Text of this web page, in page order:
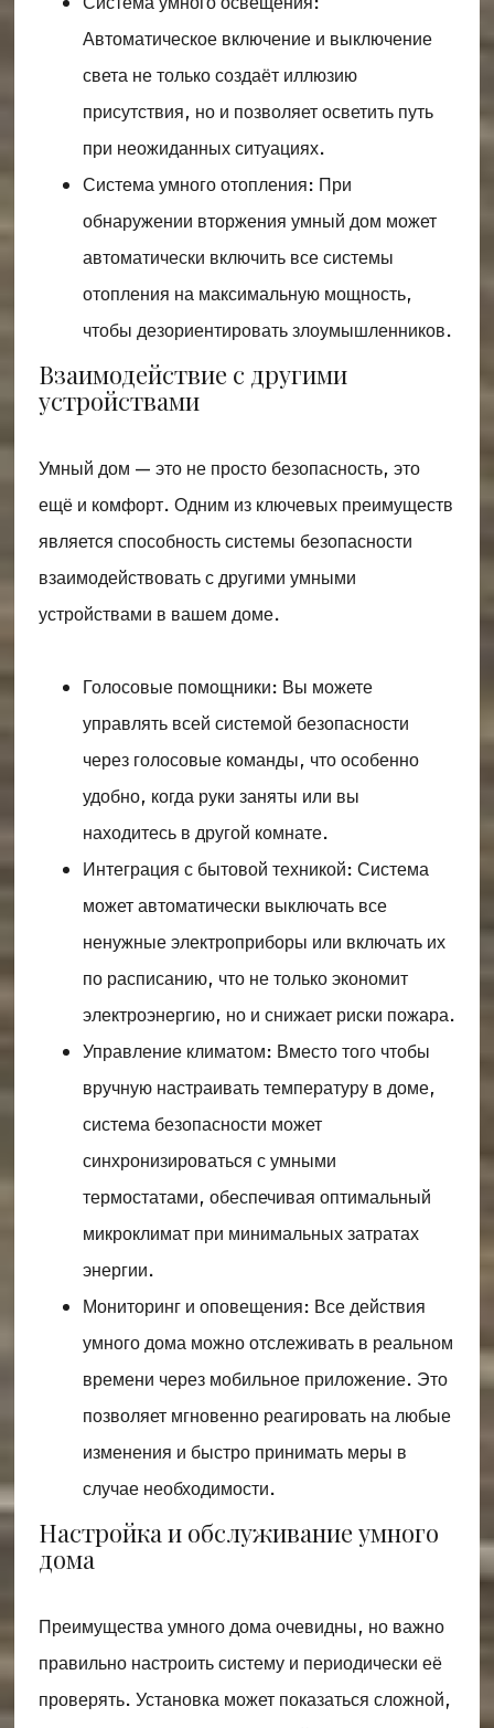
Автоматическое включение и выключение
света не только создаёт иллюзию
присутствия, но и позволяет осветить путь
при неожиданных ситуациях.
Система умного отопления: При
обнаружении вторжения умный дом может
автоматически включить все системы
отопления на максимальную мощность,
чтобы дезориентировать злоумышленников.
Взаимодействие с другими
устройствами
Умный дом — это не просто безопасность, это
ещё и комфорт. Одним из ключевых преимуществ
является способность системы безопасности
взаимодействовать с другими умными
устройствами в вашем доме.
Голосовые помощники: Вы можете
управлять всей системой безопасности
через голосовые команды, что особенно
удобно, когда руки заняты или вы
находитесь в другой комнате.
Интеграция с бытовой техникой: Система
может автоматически выключать все
ненужные электроприборы или включать их
по расписанию, что не только экономит
электроэнергию, но и снижает риски пожара.
Управление климатом: Вместо того чтобы
вручную настраивать температуру в доме,
система безопасности может
синхронизироваться с умными
термостатами, обеспечивая оптимальный
микроклимат при минимальных затратах
энергии.
Мониторинг и оповещения: Все действия
умного дома можно отслеживать в реальном
времени через мобильное приложение. Это
позволяет мгновенно реагировать на любые
изменения и быстро принимать меры в
случае необходимости.
Настройка и обслуживание умного
дома
Преимущества умного дома очевидны, но важно
правильно настроить систему и периодически её
проверять. Установка может показаться сложной,